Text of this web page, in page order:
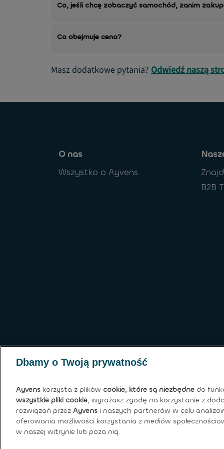
Co, jeśli chcę zobaczyć samochód, zanim
Co obejmuje cena?
Masz dodatkowe pytania? Odwiedź naszą
O nas
Wszystko o Ayvens
B2B
Dbamy o Twoją prywatność
Ayvens korzysta z plików cookie, które są niezbędne do
wszystkie pliki cookie, wyrażasz zgodę na korzystanie z
rozwiązań przez Ayvens i naszych partnerów w celu
oferowania możliwości korzystania z mediów
w naszej witrynie lub poza nią.